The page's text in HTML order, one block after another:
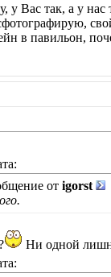
у Вас так, а у нас
в павильон,
от igorst
Ни одной